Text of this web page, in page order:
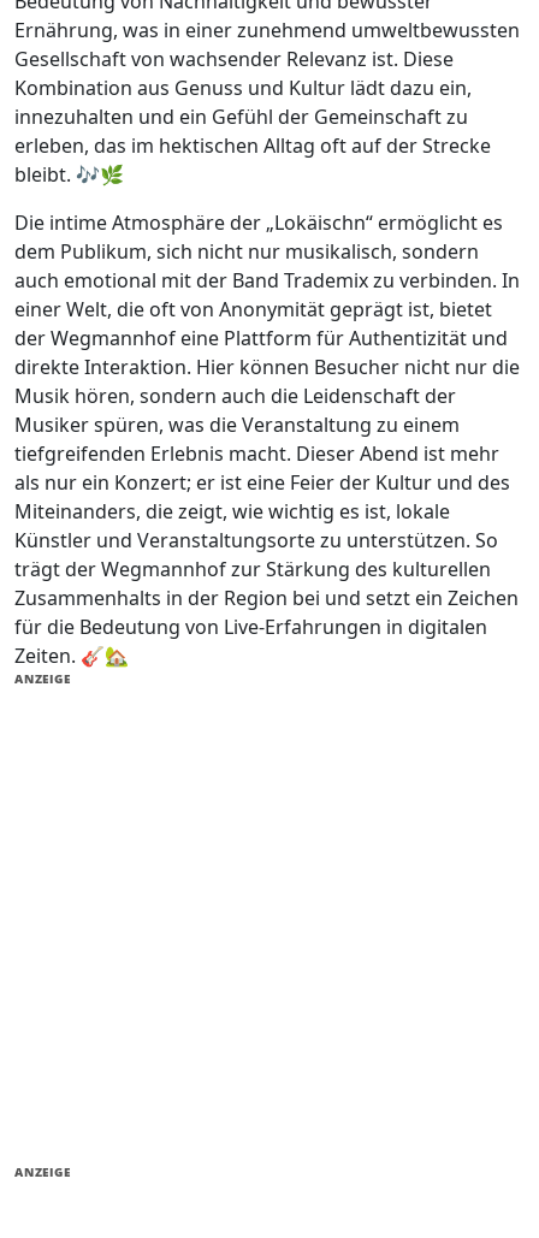
Ernährung, was in einer zunehmend umweltbewussten
Gesellschaft von wachsender Relevanz ist. Diese
Kombination aus Genuss und Kultur lädt dazu ein,
innezuhalten und ein Gefühl der Gemeinschaft zu
erleben, das im hektischen Alltag oft auf der Strecke
bleibt. 🎶🌿
Die intime Atmosphäre der „Lokäischn“ ermöglicht es
dem Publikum, sich nicht nur musikalisch, sondern
auch emotional mit der Band Trademix zu verbinden. In
einer Welt, die oft von Anonymität geprägt ist, bietet
der Wegmannhof eine Plattform für Authentizität und
direkte Interaktion. Hier können Besucher nicht nur die
Musik hören, sondern auch die Leidenschaft der
Musiker spüren, was die Veranstaltung zu einem
tiefgreifenden Erlebnis macht. Dieser Abend ist mehr
als nur ein Konzert; er ist eine Feier der Kultur und des
Miteinanders, die zeigt, wie wichtig es ist, lokale
Künstler und Veranstaltungsorte zu unterstützen. So
trägt der Wegmannhof zur Stärkung des kulturellen
Zusammenhalts in der Region bei und setzt ein Zeichen
für die Bedeutung von Live-Erfahrungen in digitalen
Zeiten. 🎸🏡
ANZEIGE
ANZEIGE